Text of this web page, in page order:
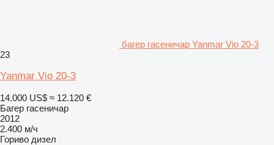
багер гасеничар Yanmar Vio 20-3
23
Yanmar Vio 20-3
14.000 US$ ≈ 12.120 €
Багер гасеничар
2012
2.400 м/ч
Гориво дизел